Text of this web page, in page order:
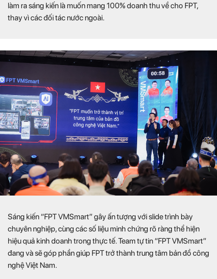
làm ra sáng kiến là muốn mang 100% doanh thu về cho FPT,
thay vì các đối tác nước ngoài.
Sáng kiến “FPT VMSmart” gây ấn tượng với slide trình bày
chuyên nghiệp, cùng các số liệu minh chứng rõ ràng thể hiện
hiệu quả kinh doanh trong thực tế. Team tự tin “FPT VMSmart”
đang và sẽ góp phần giúp FPT trở thành trung tâm bản đồ công
nghệ Việt Nam.